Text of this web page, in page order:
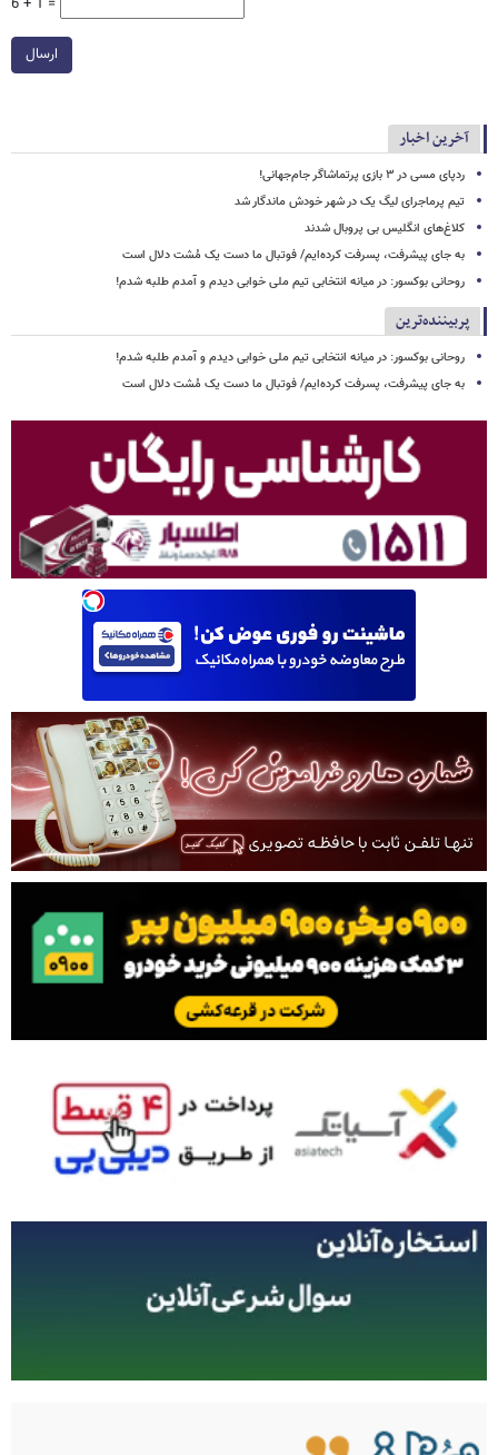
ارسال
آخرین اخبار
ردپای مسی در ۳ بازی پرتماشاگر جام‌جهانی!
تیم پرماجرای لیگ یک در شهر خودش ماندگار شد
کلاغ‌های انگلیس بی پروبال شدند
به جای پیشرفت، پسرفت کرده‌ایم/ فوتبال ما دست یک مُشت دلال است
روحانی بوکسور: در میانه انتخابی تیم ملی خوابی دیدم و آمدم طلبه شدم!
پربیننده‌ترین
روحانی بوکسور: در میانه انتخابی تیم ملی خوابی دیدم و آمدم طلبه شدم!
به جای پیشرفت، پسرفت کرده‌ایم/ فوتبال ما دست یک مُشت دلال است